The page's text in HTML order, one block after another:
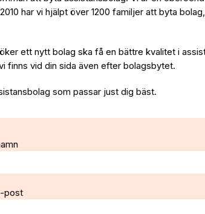
har vi hjälpt över 1200 familjer att byta
ett nytt bolag ska få en bättre kvalitet i
finns vid din sida även efter bolagsbytet.
som passar just dig bäst.
post